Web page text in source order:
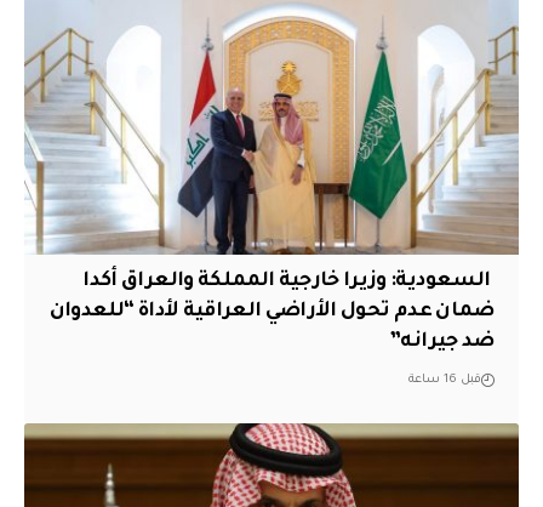
‏ السعودية: وزيرا خارجية المملكة والعراق أكدا
ضمان عدم تحول الأراضي العراقية لأداة “للعدوان
ضد جيرانه”
قبل 16 ساعة